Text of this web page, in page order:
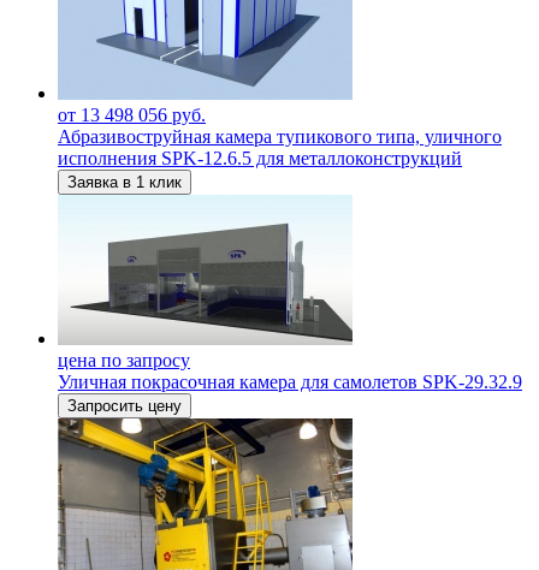
от 13 498 056 руб.
Абразивоструйная камера тупикового типа, уличного
исполнения SPK-12.6.5 для металлоконструкций
Заявка в 1 клик
цена по запросу
Уличная покрасочная камера для самолетов SPK-29.32.9
Запросить цену